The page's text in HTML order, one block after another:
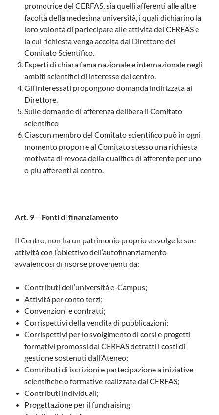
promotrice del CERFAS, sia quelli afferenti alle altre
facoltà della medesima università, i quali dichiarino la
loro volontà di partecipare alle attività del CERFAS e
la cui richiesta venga accolta dal Direttore del
Comitato Scientifico.
Esperti di chiara fama nazionale e internazionale negli
ambiti scientifici di interesse del centro.
Gli interessati propongono domanda indirizzata al
Direttore.
Sulle domande di afferenza delibera il Comitato
scientifico
Ciascun membro del Comitato scientifico può in ogni
momento proporre al Comitato stesso una richiesta
motivata di revoca della qualifica di afferente per uno
o più afferenti al centro.
Art. 9 – Fonti di finanziamento
Il Centro, non ha un patrimonio proprio e svolge le sue
attività con l’obiettivo dell’autofinanziamento
avvalendosi di risorse provenienti da:
Contributi dell’università e-Campus;
Attività per conto terzi;
Convenzioni e contratti;
Corrispettivi della vendita di pubblicazioni;
Corrispettivi per lo svolgimento di corsi e progetti
formativi promossi dal CERFAS detratti i costi di
gestione sostenuti dall’Ateneo;
Contributi di iscrizioni e partecipazione a iniziative
scientifiche o formative realizzate dal CERFAS;
Contributi individuali;
Progettazione per il fundraising;